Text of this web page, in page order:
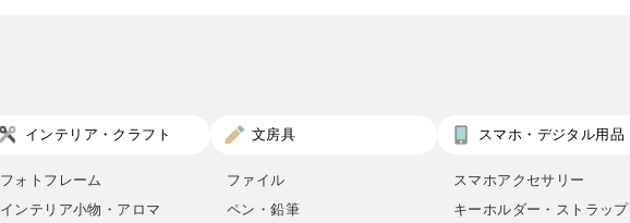
インテリア・クラフト
フォトフレーム
インテリア小物・アロマ
文房具
ファイル
ペン・鉛筆
スマホ・デジタル用品
スマホアクセサリー
キーホルダー・ストラップ